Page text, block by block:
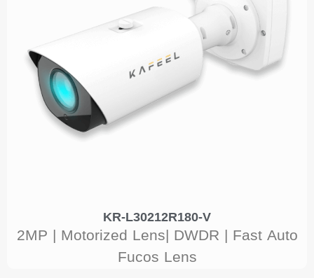
KR-L30212R180-V
2MP | Motorized Lens| DWDR | Fast Auto
Fucos Lens